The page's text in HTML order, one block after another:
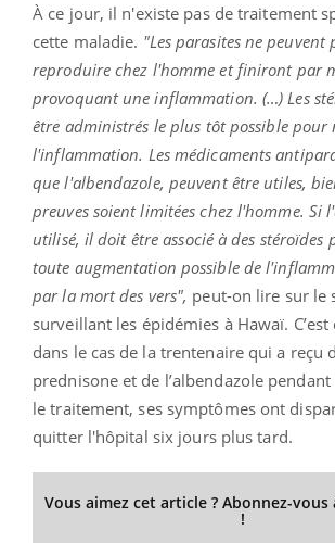
À ce jour, il n'existe pas de traitement
cette maladie. "Les parasites ne peuvent
reproduire chez l'homme et finiront par
provoquant une inflammation. (…) Les
être administrés le plus tôt possible pour
l'inflammation. Les médicaments
que l'albendazole, peuvent être utiles,
preuves soient limitées chez l'homme. Si
utilisé, il doit être associé à des stéroïdes
toute augmentation possible de
par la mort des vers", peut-on lire sur le
surveillant les épidémies à Hawaï.
dans le cas de la trentenaire qui a reçu
prednisone et de l’albendazole
le traitement, ses symptômes ont
quitter l'hôpital six jours plus tard.
Vous aimez cet article ? Abonnez-
!